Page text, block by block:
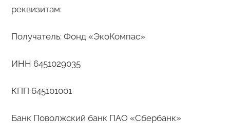
реквизитам:
Получатель: Фонд «ЭкоКомпас»
ИНН 6451029035
КПП 645101001
Банк Поволжский банк ПАО «Сбербанк»